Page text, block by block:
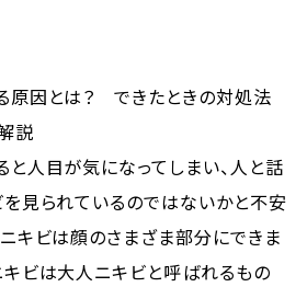
原因とは？ できたときの対処法
説
人目が気になってしまい、人と話
を見られているのではないかと不安
キビは顔のさまざま部分にできま
キビは大人ニキビと呼ばれるもの